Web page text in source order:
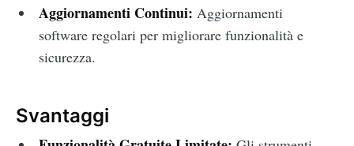
Aggiornamenti Continui: Aggiornamenti
software regolari per migliorare funzionalità e
sicurezza.
Svantaggi